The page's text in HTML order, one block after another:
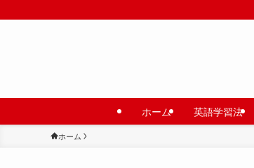
ホーム 英語学習法
ホーム